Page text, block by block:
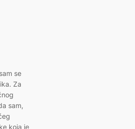
se
Za
sam,
koja je